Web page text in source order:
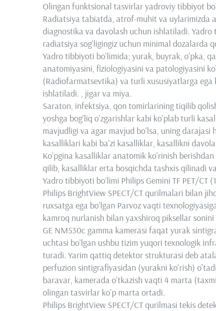
Olingan funktsional tasvirlar yadroviy tibbiyot
Radiatsiya tabiatda, atrof-muhit va uylarimizda
diagnostika va davolash uchun ishlatiladi.
radiatsiya sog'ligingiz uchun minimal dozalarda
Yadro tibbiyoti bo'limida; yurak, buyrak, o'pka,
anatomiyasini, fiziologiyasini va patologiyasini
(Radiofarmatsevtika) va turli xususiyatlarga ega
ishlatiladi. , jigar va miya.
Saraton, infektsiya, qon tomirlarining tiqilib
yoshga bog'liq o'zgarishlar kabi ko'plab turli
mavjudligi va agar mavjud bo'lsa, uning
kasalliklari kabi ba'zi kasalliklar, kasallikni
Ko'pgina kasalliklar anatomik ko'rinish
qilib, kasalliklar erta bosqichda tashxis qilinadi
Yadro tibbiyoti bo‘limi Philips Gemini TF PET/CT
Philips BrightView SPECT/CT qurilmalari bilan
ruxsatga ega bo'lgan Parvoz vaqti
kamroq nurlanish bilan yaxshiroq piksellar
GE NM530c gamma kamerasi faqat yurak
uchtasi bo'lgan ushbu tizim yuqori texnologik
turadi. Yarim qattiq detektor strukturasi deb
perfuzion sintigrafiyasidan (yurakni ko'rish)
baravar, kamerada o'tkazish vaqti 4 marta
olingan tasvirlar ko'p marta ortadi.
Philips BrightView SPECT/CT qurilmasi tekis